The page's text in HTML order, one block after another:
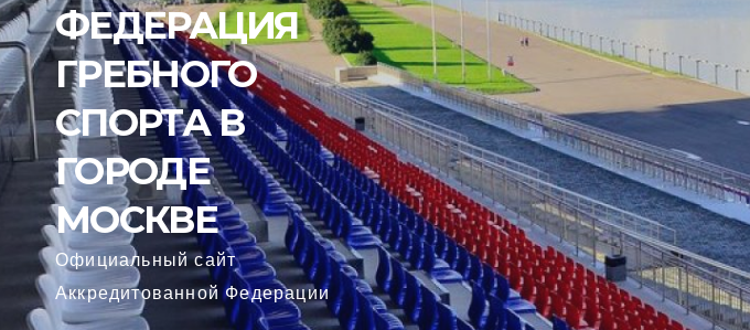
ФЕДЕРАЦИЯ
ГРЕБНОГО
СПОРТА В
ГОРОДЕ
МОСКВЕ
Официальный сайт
Аккредитованной Федерации